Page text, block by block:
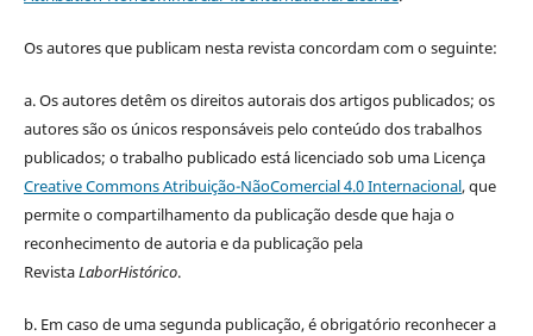
Os autores que publicam nesta revista concordam com o seguinte:
a.Os autores detêm os direitos autorais dos artigos publicados; os
autores são os únicos responsáveis pelo conteúdo dos trabalhos
publicados; o trabalho publicado está licenciado sob uma Licença
Creative Commons Atribuição-NãoComercial 4.0 Internacional, que
permite o compartilhamento da publicação desde que haja o
reconhecimento de autoria e da publicação pela
RevistaLaborHistórico.
b. Em caso de uma segunda publicação, é obrigatório reconhecer a